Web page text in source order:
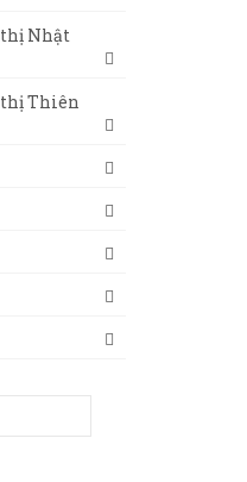
Nhật
Thiên